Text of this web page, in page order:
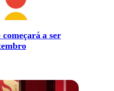
começará a ser